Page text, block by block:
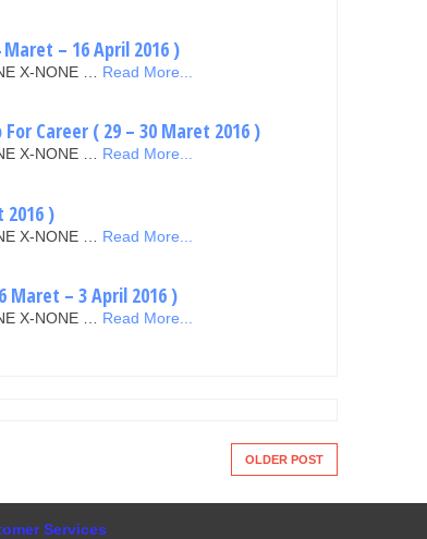
– 16 April 2016 )
X-NONE … Read More...
Career ( 29 – 30 Maret 2016 )
X-NONE … Read More...
2016 )
X-NONE … Read More...
Maret – 3 April 2016 )
X-NONE … Read More...
OLDER POST
Services